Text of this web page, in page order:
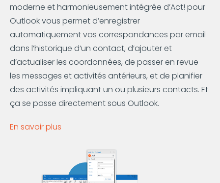
moderne et harmonieusement intégrée d’Act! pour
Outlook vous permet d’enregistrer
automatiquement vos correspondances par email
dans l’historique d’un contact, d’ajouter et
d’actualiser les coordonnées, de passer en revue
les messages et activités antérieurs, et de planifier
des activités impliquant un ou plusieurs contacts. Et
ça se passe directement sous Outlook.
En savoir plus